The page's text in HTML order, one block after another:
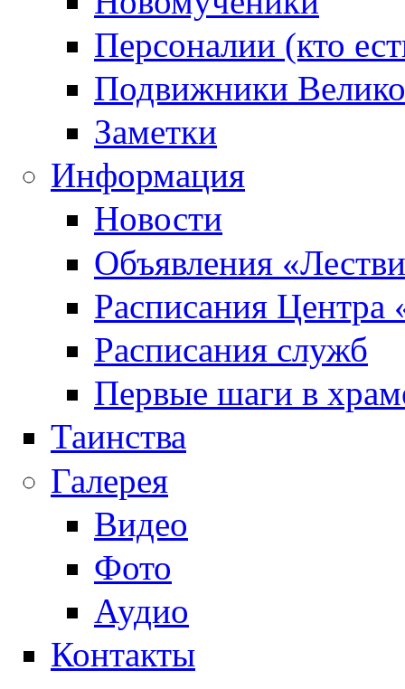
Персоналии (кто
Подвижники
Заметки
Информация
Новости
Объявления
Расписания Центра
Расписания служб
Первые шаги в
Таинства
Галерея
Видео
Фото
Аудио
Контакты